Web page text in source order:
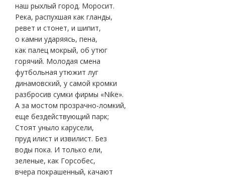
наш рыхлый город. Моросит.
Река, распухшая как гланды,
ревет и стонет, и шипит,
о камни ударяясь, пена,
как палец мокрый, об утюг
горячий. Молодая смена
футбольная утюжит луг
динамовский, у самой кромки
разбросив сумки фирмы «Nike».
А за мостом прозрачно-ломкий,
еще бездействующий парк;
Стоят уныло карусели,
пруд илист и извилист. Без
воды пока. И только ели,
зеленые, как Горсобес,
вчера покрашенный, качают